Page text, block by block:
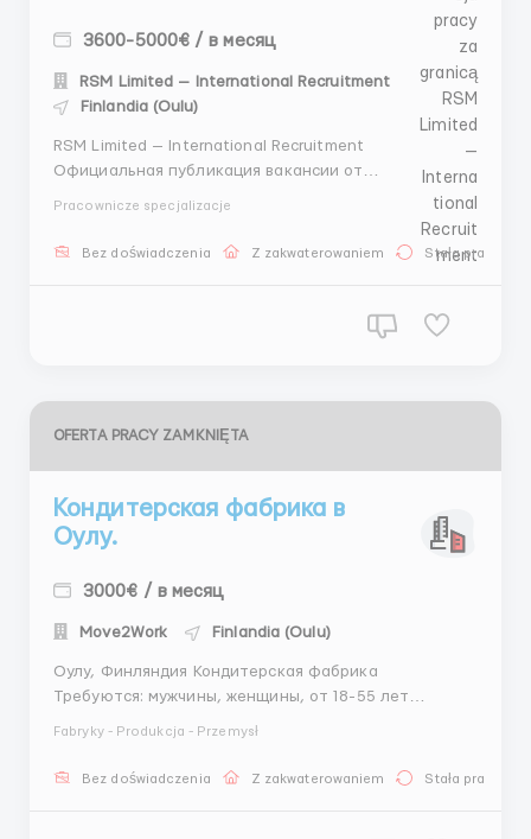
3600-5000€ / в месяц
RSM Limited — International Recruitment
Finlandia (Oulu)
RSM Limited — International Recruitment
Официальная публикация вакансии от
партнёрами за рубежом. Направление:
Pracownicze specjalizacje
Bez doświadczenia Z zakwaterowaniem Stała praca
OFERTA PRACY ZAMKNIĘTA
Кондитерская фабрика в
Оулу.
3000€ / в месяц
Move2Work Finlandia (Oulu)
Оулу, Финляндия Кондитерская фабрика
Требуются: мужчины, женщины, от 18-55 лет
-работа на конвейере График работы 8-10 ч в день,
Fabryky - Produkcja - Przemysł
Bez doświadczenia Z zakwaterowaniem Stała praca